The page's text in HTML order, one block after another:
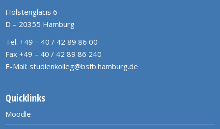
Holstenglacis 6
D – 20355 Hamburg
Tel. +49 – 40 / 42 89 86 00
Fax +49 – 40 / 42 89 86 240
E-Mail: studienkolleg@bsfb.hamburg.de
Quicklinks
Moodle